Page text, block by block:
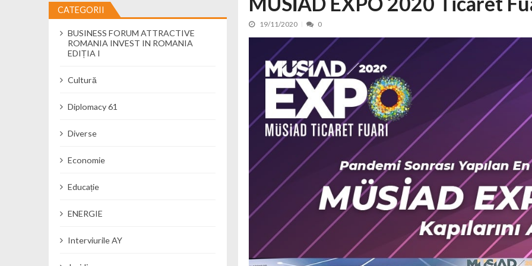
Cseke Attila: Am creat, până în prezent, peste 5.000 de noi locuri în creșe...
Încă o creșă modernă pentru Alba: 40 de locuri noi la Zlatna prin Programul...
Ministerul Mediului derulează dezbaterea publică pentru proiectul de lege care... 15/07/2026
Percheziții și flagrant în Neamț: canabis descoperit într-un colet și ascu... 15/07/2026
Ministerul Apărării Naționale participă la efortul național pentru protejar... 04/08/2026
Dobânzi de pânã la 7,50% la ediția FIDELIS din luna august 04/08/2026
MMAP pune în consultare publică proiectul Catalogului național al zonelor pri... 04/08/2026
19/11/2020 0
CATEGORII
BUSINESS FORUM ATTRACTIVE
ROMANIA INVEST IN ROMANIA
EDIȚIA I
Cultură
Diplomacy 61
Diverse
Economie
Educație
ENERGIE
Interviurile AY